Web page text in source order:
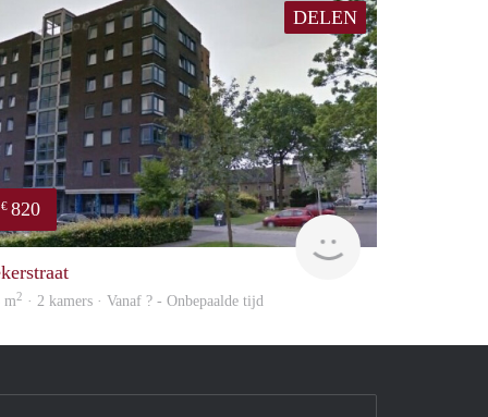
DELEN
€ 820
m2 · 2 kamers · Vanaf ? - Onbepaalde tijd